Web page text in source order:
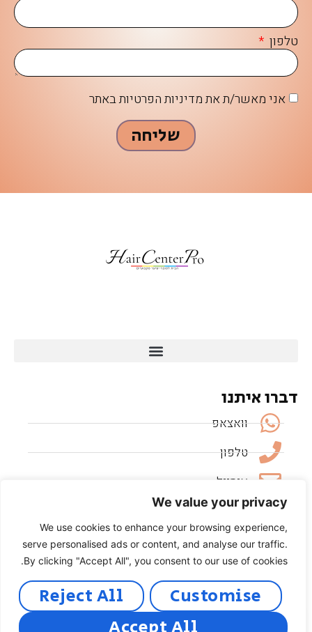
We value your privacy
We use cookies to enhance your browsing experience,
serve personalised ads or content, and analyse our traffic.
By clicking "Accept All", you consent to our use of cookies.
Customise
Reject All
טלפון
אני מאשר/ת את מדיניות הפרטיות באתר
שליחה
דברו איתנו
וואצאפ
טלפון
אימייל
עקבו אחרינו
Instagram
Facebook